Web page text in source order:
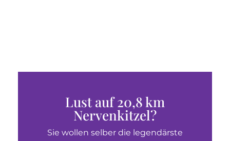
Lust auf 20,8 km
Nervenkitzel?
Sie wollen selber die legendärste